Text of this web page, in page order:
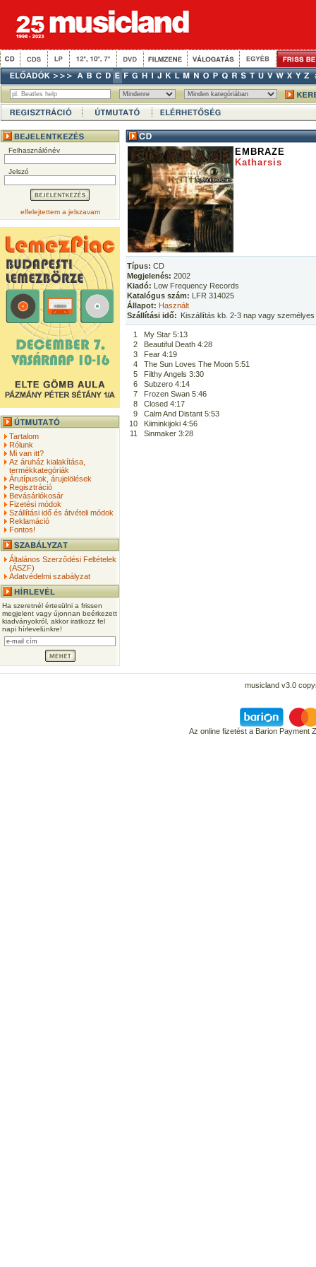
Felhasználónév
Jelszó
elfelejtettem a jelszavam
Tartalom
Rólunk
Mi van itt?
Az áruház kialakítása,
termékkategóriák
Árutípusok, árujelölések
Regisztráció
Bevásárlókosár
Fizetési módok
Szállítási idő és átvételi módok
Reklamáció
Fontos!
Általános Szerződési Feltételek
(ÁSZF)
Adatvédelmi szabályzat
Ha szeretnél értesülni a frissen
megjelent vagy újonnan beérkezett
kiadványokról, akkor iratkozz fel
napi hírlevelünkre!
EMBRAZE
Katharsis
Típus: CD
Megjelenés: 2002
Kiadó: Low Frequency Records
Katalógus szám: LFR 314025
Állapot: Használt
Szállítási idő: Kiszállítás kb. 2-3 nap vagy
1
My Star 5:13
2
Beautiful Death 4:28
3
Fear 4:19
4
The Sun Loves The Moon 5:51
5
Filthy Angels 3:30
6
Subzero 4:14
7
Frozen Swan 5:46
8
Closed 4:17
9
Calm And Distant 5:53
10
Kiiminkijoki 4:56
11
Sinmaker 3:28
musicland v3.0
Az online fizetést a Barion Payment